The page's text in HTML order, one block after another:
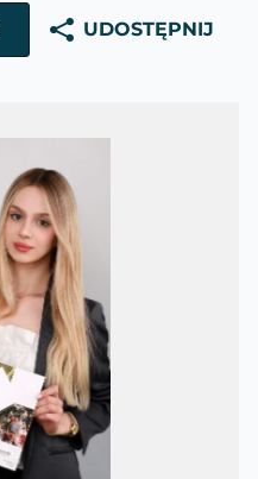
UDOSTĘPNIJ